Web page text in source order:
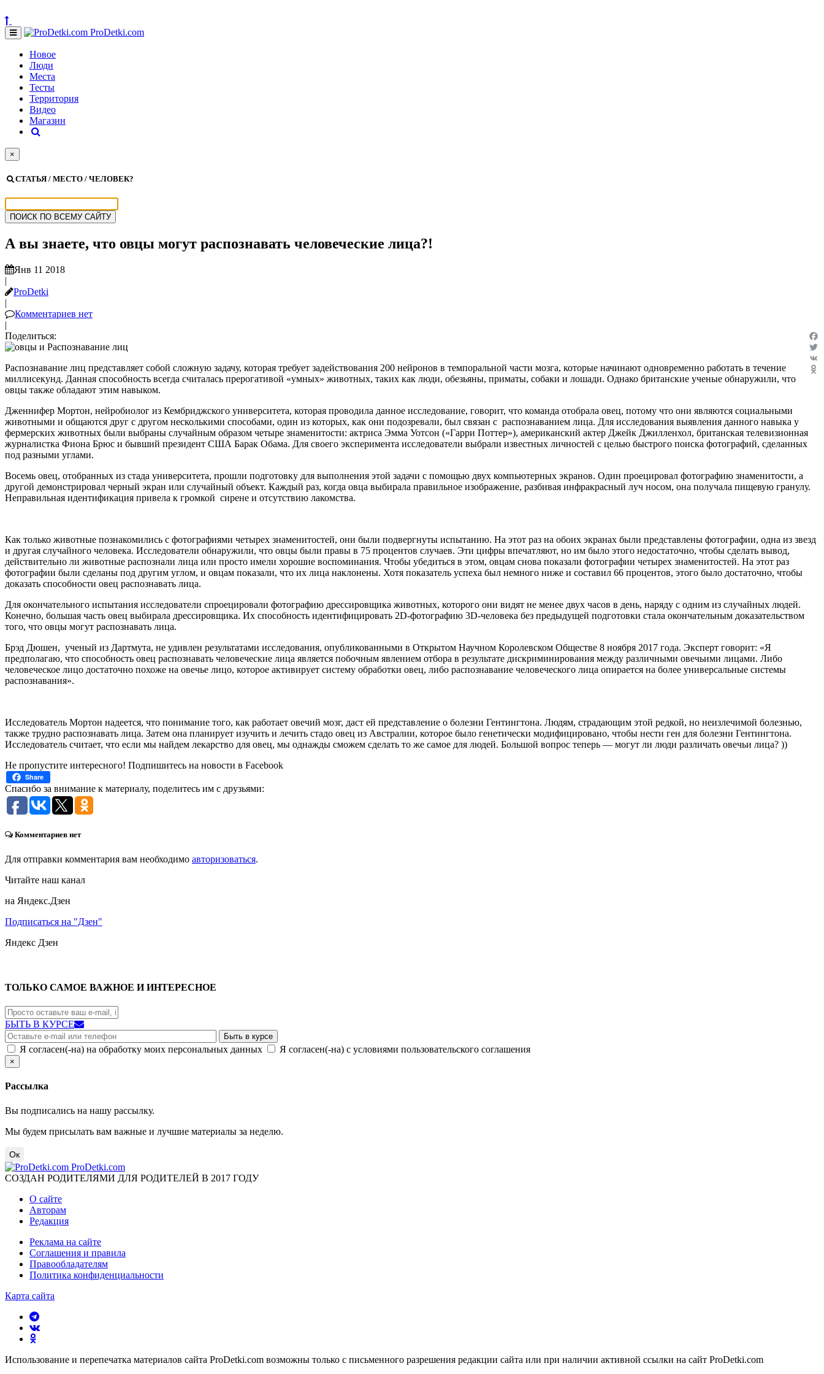
ProDetki.com
Новое
Люди
Места
Тесты
Территория
Видео
Магазин
×
СТАТЬЯ / МЕСТО / ЧЕЛОВЕК?
А вы знаете, что овцы могут распознавать человеческие лица?!
Янв 11 2018
|
ProDetki
|
Комментариев нет
|
Поделиться:
VK
Распознавание лиц представляет собой сложную задачу, которая требует задействования 200 нейронов в темпоральной части мозга, которые начинают одновременно работать в течение
миллисекунд. Данная способность всегда считалась прерогативой «умных» животных, таких как люди, обезьяны, приматы, собаки и лошади. Однако британские ученые обнаружили, что
овцы также обладают этим навыком.
Дженнифер Мортон, нейробиолог из Кембриджского университета, которая проводила данное исследование, говорит, что команда отобрала овец, потому что они являются социальными
животными и общаются друг с другом несколькими способами, один из которых, как они подозревали, был связан с распознаванием лица. Для исследования выявления данного навыка у
фермерских животных были выбраны случайным образом четыре знаменитости: актриса Эмма Уотсон («Гарри Поттер»), американский актер Джейк Джилленхол, британская телевизионная
журналистка Фиона Брюс и бывший президент США Барак Обама. Для своего эксперимента исследователи выбрали известных личностей с целью быстрого поиска фотографий, сделанных
под разными углами.
Восемь овец, отобранных из стада университета, прошли подготовку для выполнения этой задачи с помощью двух компьютерных экранов. Один проецировал фотографию знаменитости, а
другой демонстрировал черный экран или случайный объект. Каждый раз, когда овца выбирала правильное изображение, разбивая инфракрасный луч носом, она получала пищевую гранулу.
Неправильная идентификация привела к громкой сирене и отсутствию лакомства.
Как только животные познакомились с фотографиями четырех знаменитостей, они были подвергнуты испытанию. На этот раз на обоих экранах были представлены фотографии, одна из звезд
и другая случайного человека. Исследователи обнаружили, что овцы были правы в 75 процентов случаев. Эти цифры впечатляют, но им было этого недостаточно, чтобы сделать вывод,
действительно ли животные распознали лица или просто имели хорошие воспоминания. Чтобы убедиться в этом, овцам снова показали фотографии четырех знаменитостей. На этот раз
фотографии были сделаны под другим углом, и овцам показали, что их лица наклонены. Хотя показатель успеха был немного ниже и составил 66 процентов, этого было достаточно, чтобы
доказать способности овец распознавать лица.
Для окончательного испытания исследователи спроецировали фотографию дрессировщика животных, которого они видят не менее двух часов в день, наряду с одним из случайных людей.
Конечно, большая часть овец выбирала дрессировщика. Их способность идентифицировать 2D-фотографию 3D-человека без предыдущей подготовки стала окончательным доказательством
того, что овцы могут распознавать лица.
Брэд Дюшен, ученый из Дартмута, не удивлен результатами исследования, опубликованными в Открытом Научном Королевском Обществе 8 ноября 2017 года. Эксперт говорит: «Я
предполагаю, что способность овец распознавать человеческие лица является побочным явлением отбора в результате дискриминирования между различными овечьими лицами. Либо
человеческое лицо достаточно похоже на овечье лицо, которое активирует систему обработки овец, либо распознавание человеческого лица опирается на более универсальные системы
распознавания».
Исследователь Мортон надеется, что понимание того, как работает овечий мозг, даст ей представление о болезни Гентингтона. Людям, страдающим этой редкой, но неизлечимой болезнью,
также трудно распознавать лица. Затем она планирует изучить и лечить стадо овец из Австралии, которое было генетически модифицировано, чтобы нести ген для болезни Гентингтона.
Исследователь считает, что если мы найдем лекарство для овец, мы однажды сможем сделать то же самое для людей. Большой вопрос теперь — могут ли люди различать овечьи лица? ))
Не пропустите интересного! Подпишитесь на новости в Facebook
Share
Спасибо за внимание к материалу, поделитесь им с друзьями:
Комментариев нет
Для отправки комментария вам необходимо авторизоваться.
Читайте наш канал
на Яндекс.Дзен
Подписаться на "Дзен"
Яндекс Дзен
ТОЛЬКО САМОЕ ВАЖНОЕ И ИНТЕРЕСНОЕ
БЫТЬ В КУРСЕ
Я согласен(-на) на обработку моих персональных данных Я согласен(-на) с условиями пользовательского соглашения
×
Рассылка
Вы подписались на нашу рассылку.
Мы будем присылать вам важные и лучшие материалы за неделю.
Ок
ProDetki.com
СОЗДАН РОДИТЕЛЯМИ ДЛЯ РОДИТЕЛЕЙ В 2017 ГОДУ
О сайте
Авторам
Редакция
Реклама на сайте
Соглашения и правила
Правообладателям
Политика конфиденциальности
Карта сайта
Использование и перепечатка материалов сайта ProDetki.com возможны только с письменного разрешения редакции сайта или при наличии активной ссылки на сайт ProDetki.com